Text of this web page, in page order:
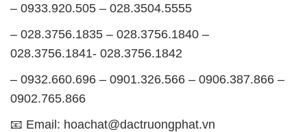
– 0933.920.505 – 028.3504.5555
– 028.3756.1835 – 028.3756.1840 –
028.3756.1841- 028.3756.1842
– 0932.660.696 – 0901.326.566 – 0906.387.866 –
0902.765.866
📧 Email: hoachat@dactruongphat.vn